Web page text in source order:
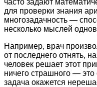
часто задают
для проверки знания
многозадачность —
несколько мыслей
Например, врач
от последнего отнять,
человек решает этот
ничего страшного —
задача окажется